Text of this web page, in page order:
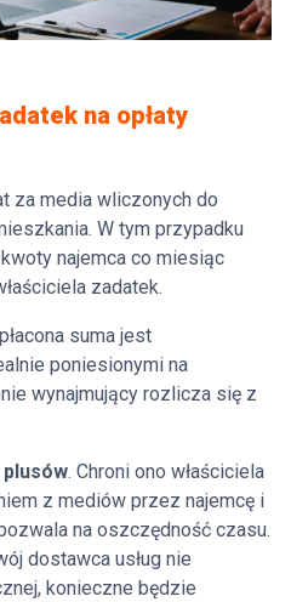
na opłaty
za media wliczonych do
W tym przypadku
najemca co miesiąc
zadatek.
suma jest
poniesionymi na
wynajmujący rozlicza się z
. Chroni ono właściciela
z mediów przez najemcę i
na oszczędność czasu.
dostawca usług nie
konieczne będzie